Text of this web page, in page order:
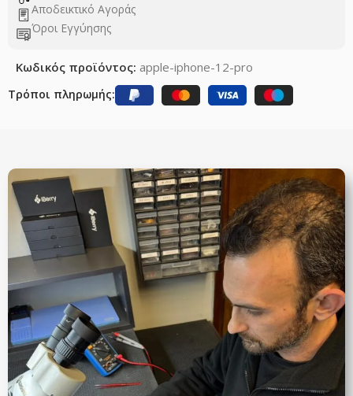
Αποδεικτικό Αγοράς
Όροι Εγγύησης
Τρόποι πληρωμής:
Κωδικός προϊόντος: apple-iphone-12-pro